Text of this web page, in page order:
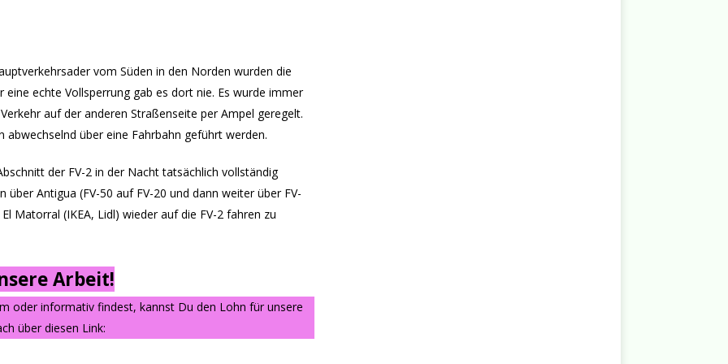
vom Süden in den Norden wurden die
echte Vollsperrung gab es dort nie. Es wurde immer
auf der anderen Straßenseite per Ampel geregelt.
über eine Fahrbahn geführt werden.
der FV-2 in der Nacht tatsächlich vollständig
Antigua (FV-50 auf FV-20 und dann weiter über FV-
Matorral (IKEA, Lidl) wieder auf die FV-2 fahren zu
Arbeit!
oder informativ findest, kannst Du den Lohn für unsere
über diesen Link: